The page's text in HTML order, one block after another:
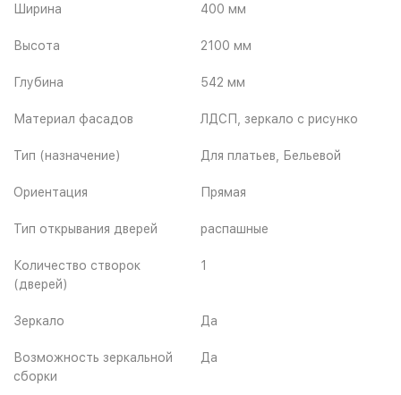
Ширина 400 мм
Высота 2100 мм
Глубина 542 мм
Материал фасадов ЛДСП, зеркало с рисунко
Тип (назначение) Для платьев, Бельевой
Ориентация Прямая
Тип открывания дверей распашные
Количество створок
(дверей)
1
Зеркало Да
Возможность зеркальной
сборки
Да